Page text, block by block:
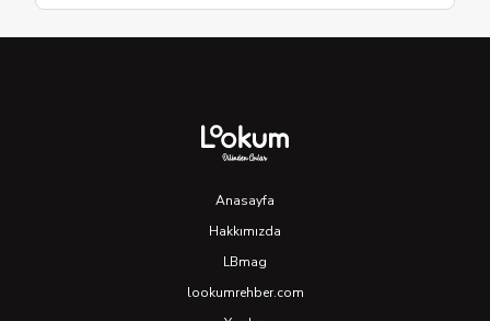
Anasayfa
Hakkımızda
LBmag
lookumrehber.com